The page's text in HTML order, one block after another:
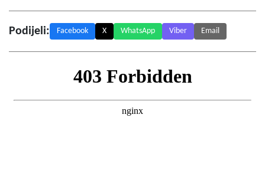
Podijeli: Facebook X WhatsApp Viber Email